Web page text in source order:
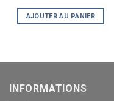
AJOUTER AU PANIER
INFORMATIONS